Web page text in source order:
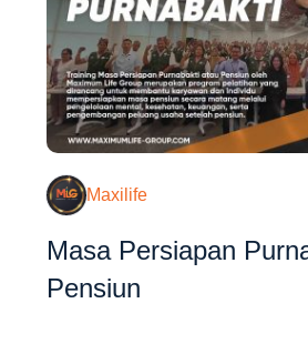
Maxilife
Masa Persiapan
Pensiun